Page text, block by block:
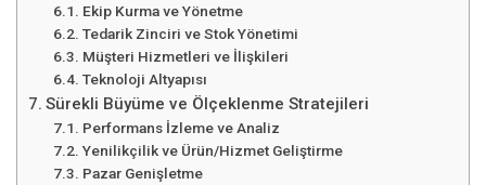
Ekip Kurma ve Yönetme
Tedarik Zinciri ve Stok Yönetimi
Müşteri Hizmetleri ve İlişkileri
Teknoloji Altyapısı
Sürekli Büyüme ve Ölçeklenme Stratejileri
Performans İzleme ve Analiz
Yenilikçilik ve Ürün/Hizmet Geliştirme
Pazar Genişletme